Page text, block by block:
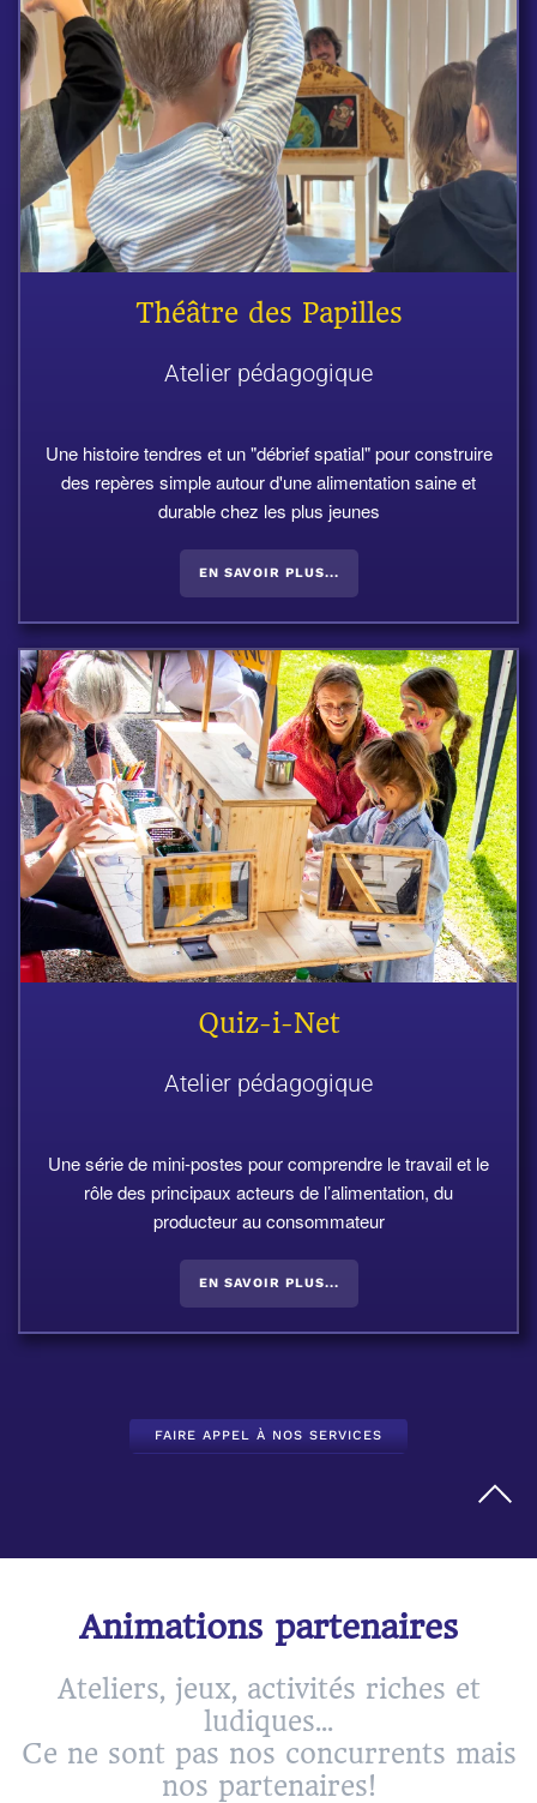
Théâtre des Papilles
Atelier pédagogique
Une histoire tendres et un "débrief spatial" pour construire
des repères simple autour d'une alimentation saine et
durable chez les plus jeunes
EN SAVOIR PLUS...
Quiz-i-Net
Atelier pédagogique
Une série de mini-postes pour comprendre le travail et le
rôle des principaux acteurs de l’alimentation, du
producteur au consommateur
EN SAVOIR PLUS...
FAIRE APPEL À NOS SERVICES
Animations partenaires
Ateliers, jeux, activités riches et
ludiques...
Ce ne sont pas nos concurrents mais
nos partenaires!